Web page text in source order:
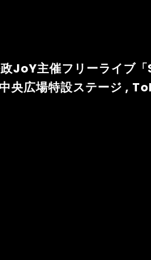
主催フリーライブ「
央広場特設ステージ ,